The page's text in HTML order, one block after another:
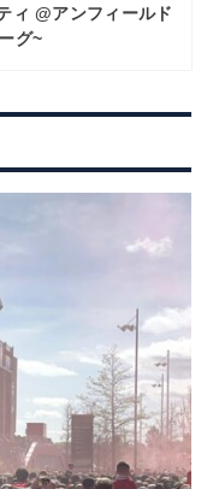
ィ @アンフィールド
グ~